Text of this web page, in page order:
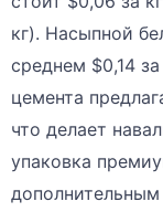
кг). Насыпной
среднем $0,14
цемента
что делает
упаковка